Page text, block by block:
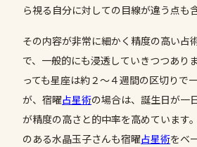
ら視る自分に対しての目線が違う点も
その内容が非常に細かく精度の高い占
で、一般的にも浸透していきつつあり
っても星座は約２～４週間の区切りで
が、宿曜占星術の場合は、誕生日が一
が精度の高さと的中率を高めています
のある水晶玉子さんも宿曜占星術をベ